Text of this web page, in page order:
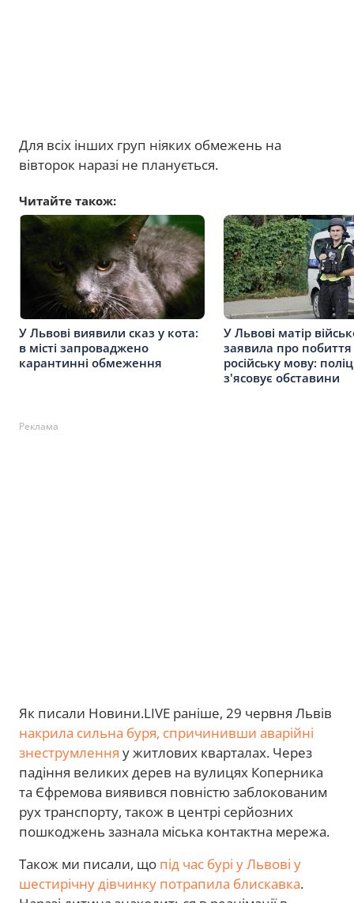
Для всіх інших груп ніяких обмежень на
вівторок наразі не планується.
Читайте також:
У Львові виявили сказ у кота:
в місті запроваджено
карантинні обмеження
У Львові матір
заявила про
російську мову:
з'ясовує обставини
Реклама
Як писали Новини.LIVE раніше, 29 червня Львів
накрила сильна буря, спричинивши аварійні
знеструмлення у житлових кварталах. Через
падіння великих дерев на вулицях Коперника
та Єфремова виявився повністю заблокованим
рух транспорту, також в центрі серйозних
пошкоджень зазнала міська контактна мережа.
Також ми писали, що під час бурі у Львові у
шестирічну дівчинку потрапила блискавка.